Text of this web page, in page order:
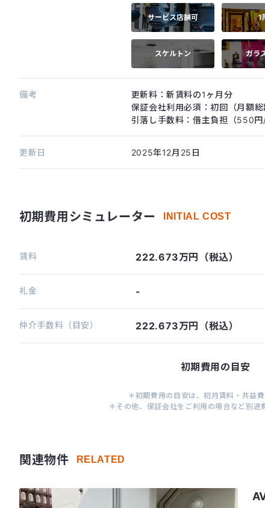
サービス店舗可 1
スケルトン ガラ
備考
更新料：新賃料の1ヶ月分
保証会社利用必須：初回（月額
引落し手数料：借主負担（550円/
更新日 2025年12月25日
初期費用シミュレーター INITIAL COST
賃料 222.673万円（税込）
礼金 -
仲介手数料（目安） 222.673万円（税込）
初期費用の目安
＊初期費用の目安は、初月賃料・共益
＊その他、保証会社をご利用の場合など別途
関連物件 RELATED